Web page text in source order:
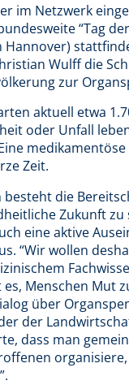
im Netzwerk
“Tag
Hannover)
Wulff die
zur
aktuell etwa
oder Unfall
Zeit.
besteht die
Zukunft
eine aktive
“Wir wollen
es, Menschen Mut
über
der
dass man